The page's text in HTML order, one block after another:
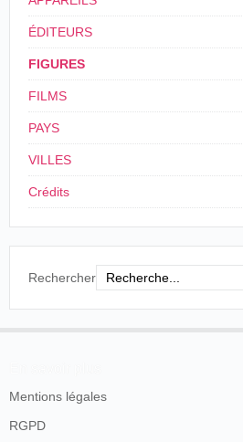
Para atender a las constantes demandas de
en el año 1926, y sus instalaciones completas
sistema E. M., lo mismo cuando el cine mudo
con el actual cine sonoro, son bien conocidas
mercado español.
consagrando toda su vida a la industria de
la proyección cinematográfica española.
Arte y Cinematografía
Talleres Ferraut. Confección
ÉDITEURS
FIGURES
FILMS
PAYS
VILLES
Crédits
Rechercher
Mentions légales
RGPD